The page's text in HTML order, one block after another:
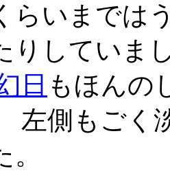
らいまでは
りしていま
日 もほんの
左側もごく
。